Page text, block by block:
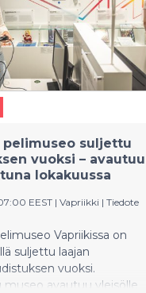
pelimuseo suljettu
vuoksi – avautuu
lokakuussa
EEST | Vapriikki | Tiedote
Vapriikissa on
suljettu laajan
vuoksi.
avautuu yleisölle